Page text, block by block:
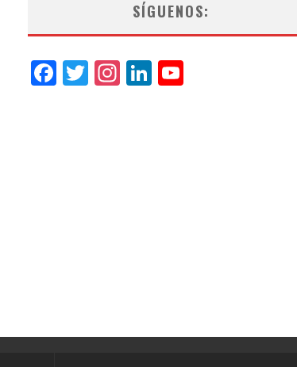
SÍGUENOS:
Facebook
Twitter
Instagram
LinkedIn